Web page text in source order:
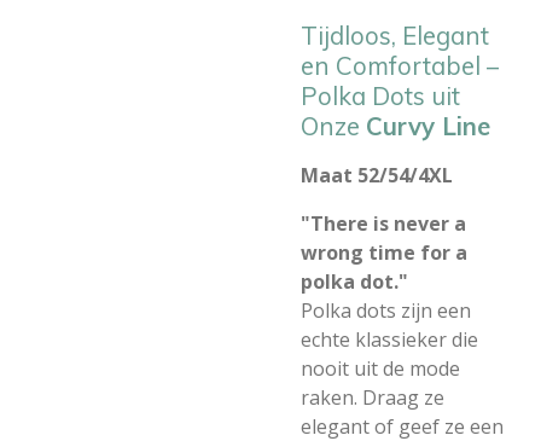
Tijdloos, Elegant
en Comfortabel –
Polka Dots uit
Onze Curvy Line
Maat 52/54/4XL
"There is never a
wrong time for a
polka dot."
Polka dots zijn een
echte klassieker die
nooit uit de mode
raken. Draag ze
elegant of geef ze een